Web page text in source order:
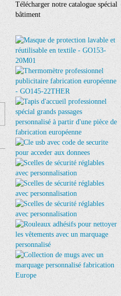
Télécharger notre catalogue spécial
bâtiment